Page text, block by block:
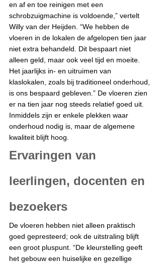
en af en toe reinigen met een
schrobzuigmachine is voldoende,” vertelt
Willy van der Heijden. “We hebben de
vloeren in de lokalen de afgelopen tien jaar
niet extra behandeld. Dit bespaart niet
alleen geld, maar ook veel tijd en moeite.
Het jaarlijks in- en uitruimen van
klaslokalen, zoals bij traditioneel onderhoud,
is ons bespaard gebleven.” De vloeren zien
er na tien jaar nog steeds relatief goed uit.
Inmiddels zijn er enkele plekken waar
onderhoud nodig is, maar de algemene
kwaliteit blijft hoog.
Ervaringen van
leerlingen, docenten en
bezoekers
De vloeren hebben niet alleen praktisch
goed gepresteerd; ook de uitstraling blijft
een groot pluspunt. “De kleurstelling geeft
het gebouw een huiselijke en gezellige